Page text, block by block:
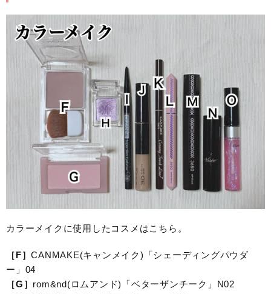
カラーメイクに使用したコスメはこちら。
［F］CANMAKE(キャンメイク)「シェーディングパウダ
ー」04
［G］ rom&nd(ロムアンド)「ベターザンチーク」N02